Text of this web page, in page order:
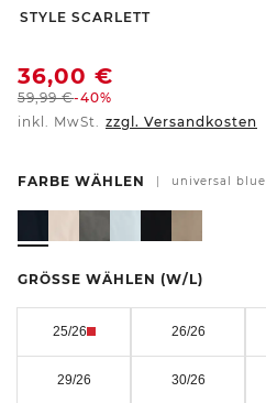
-
STYLE SCARLETT
36,00 €
59,99€-40%
inkl. MwSt. zzgl. Versandkosten
FARBE WÄHLEN universal blue
GRÖSSE WÄHLEN (W/L)
25/26 26/26
29/26 30/26